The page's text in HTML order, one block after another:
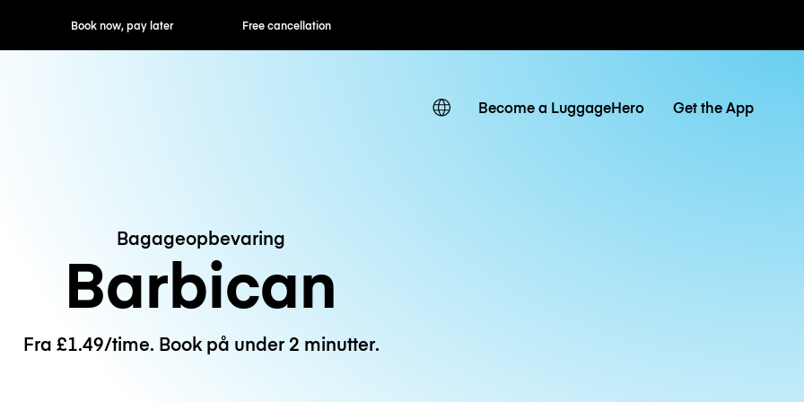
now, pay later Free cancellation Hourly / Daily Rates
Become a LuggageHero Get the App
Bagageopbevaring
Barbican
Fra £1.49/time. Book på under 2 minutter.